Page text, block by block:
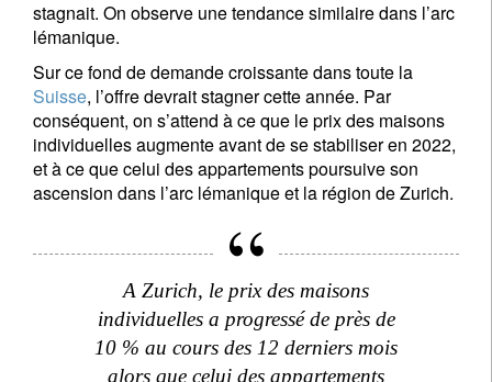
stagnait. On observe une tendance similaire dans l’arc
lémanique.
Sur ce fond de demande croissante dans toute la
Suisse, l’offre devrait stagner cette année. Par
conséquent, on s’attend à ce que le prix des maisons
individuelles augmente avant de se stabiliser en 2022,
et à ce que celui des appartements poursuive son
ascension dans l’arc lémanique et la région de Zurich.
A Zurich, le prix des maisons
individuelles a progressé de près de
10 % au cours des 12 derniers mois
alors que celui des appartements